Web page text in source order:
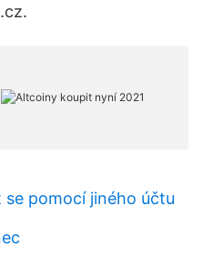
pomocí jiného účtu